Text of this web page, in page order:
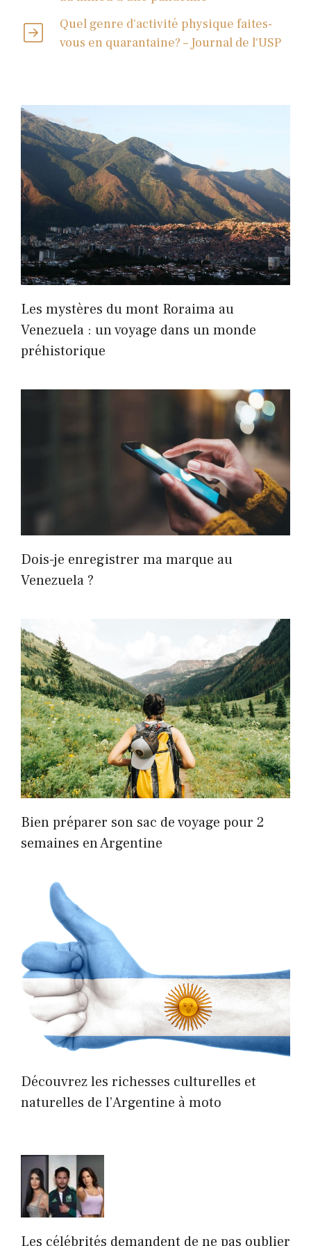
Quel genre d'activité physique faites-
vous en quarantaine? – Journal de l'USP
Les mystères du mont Roraima au
Venezuela : un voyage dans un monde
préhistorique
Dois-je enregistrer ma marque au
Venezuela ?
Bien préparer son sac de voyage pour 2
semaines en Argentine
Découvrez les richesses culturelles et
naturelles de l’Argentine à moto
Les célébrités demandent de ne pas oublier